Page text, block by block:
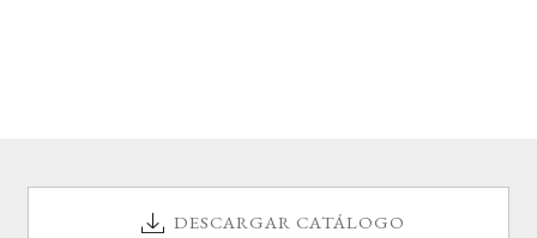
DESCARGAR CATÁLOGO